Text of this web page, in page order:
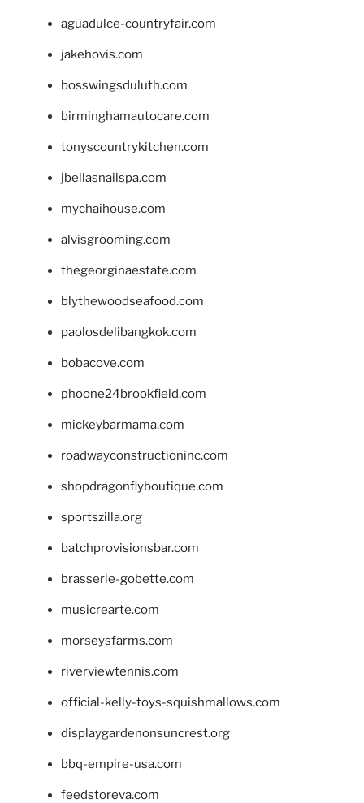
aguadulce-countryfair.com
jakehovis.com
bosswingsduluth.com
birminghamautocare.com
tonyscountrykitchen.com
jbellasnailspa.com
mychaihouse.com
alvisgrooming.com
thegeorginaestate.com
blythewoodseafood.com
paolosdelibangkok.com
bobacove.com
phoone24brookfield.com
mickeybarmama.com
roadwayconstructioninc.com
shopdragonflyboutique.com
sportszilla.org
batchprovisionsbar.com
brasserie-gobette.com
musicrearte.com
morseysfarms.com
riverviewtennis.com
official-kelly-toys-squishmallows.com
displaygardenonsuncrest.org
bbq-empire-usa.com
feedstoreva.com